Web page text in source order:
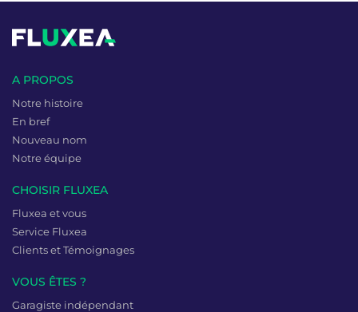
A PROPOS
Notre histoire
En bref
Nouveau nom
Notre équipe
CHOISIR FLUXEA
Fluxea et vous
Service Fluxea
Clients et Témoignages
VOUS ÊTES ?
Garagiste indépendant